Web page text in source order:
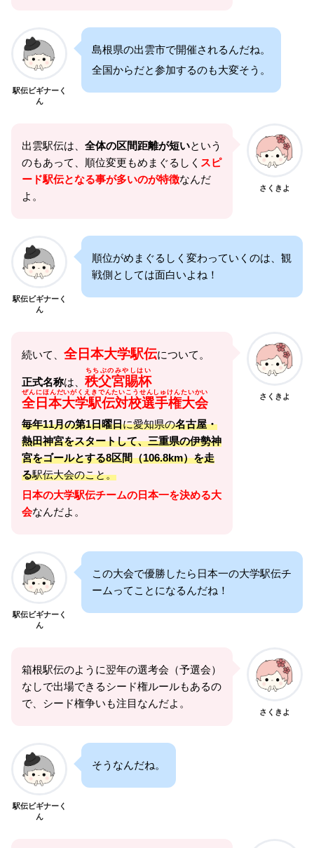
駅伝ビギナーく
ん
島根県の出雲市で開催されるんだね。
全国からだと参加するのも大変そう。
出雲駅伝は、 全体の区間距離が短いという
のもあって、順位変更もめまぐるしく スピ
ード駅伝となる事が多いのが特徴なんだ
よ。
さくきよ
駅伝ビギナーく
ん
順位がめまぐるしく変わっていくのは、観
戦側としては面白いよね！
続いて、 全日本大学駅伝について。
正式名称は、 秩父宮賜杯
ちちぶのみやしはい
全日本大学駅伝対校選手権大会
ぜんにほんだいがくえきでんたいこうせんしゅけんたいかい
毎年11月の第1日曜日に愛知県の名古屋・
熱田神宮をスタートして、三重県の伊勢神
宮をゴールとする8区間（106.8km）を走
る駅伝大会のこと。
日本の大学駅伝チームの日本一を決める大
会なんだよ。
さくきよ
駅伝ビギナーく
ん
この大会で優勝したら日本一の大学駅伝チ
ームってことになるんだね！
箱根駅伝のように翌年の選考会（予選会）
なしで出場できるシード権ルールもあるの
で、シード権争いも注目なんだよ。
さくきよ
駅伝ビギナーく
ん
そうなんだね。